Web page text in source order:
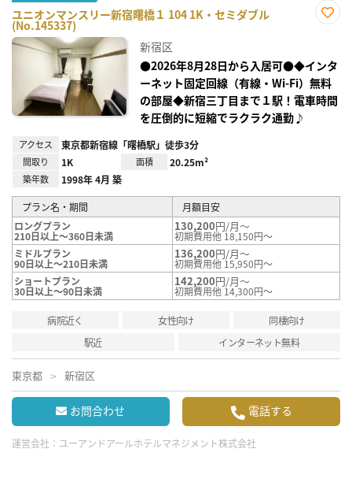
ユニオンマンスリー新宿曙橋１ 104 1K・セミダブル
(No.145337)
録
新宿区
●2026年8月28日から入居可●◆インタ
ーネット固定回線（有線・Wi-Fi）無料
の部屋◆新宿三丁目まで１駅！電車時間
を圧倒的に短縮でラクラク通勤♪
アクセス 東京都新宿線「曙橋駅」徒歩3分
間取り 1K 面積 20.25m²
築年数 1998年 4月 築
プラン名・期間
月額目安
ロングプラン
210日以上～360日未満
130,200円/月～
初期費用他 18,150円～
ミドルプラン
90日以上～210日未満
136,200円/月～
初期費用他 15,950円～
ショートプラン
30日以上～90日未満
142,200円/月～
初期費用他 14,300円～
病院近く 女性向け
同棲向け
駅近
インターネット無料
東京都 新宿区
お問合わせ 電話する
運営会社： ユーアンドアールホテルマネジメント株式会社